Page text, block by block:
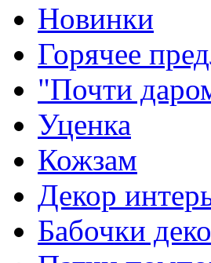
Новинки
Горячее
"Почти
Уценка
Кожзам
Декор
Бабочки